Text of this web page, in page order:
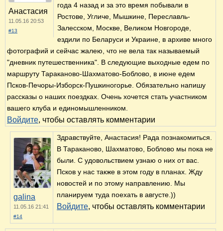
Анастасия
11.05.16 20:53
#13
года 4 назад и за это время побывали в
Ростове, Угличе, Мышкине, Переславль-
Залесском, Москве, Великом Новгороде,
ездили по Беларуси и Украине, в архиве много
фотографий и сейчас жалею, что не вела так называемый
"дневник путешественника". В следующие выходные едем по
маршруту Тараканово-Шахматово-Боблово, в июне едем
Псков-Печоры-Изборск-Пушкиногорье. Обязательно напишу
рассказы о наших поездках. Очень хочется стать участником
вашего клуба и единомышленником.
Войдите, чтобы оставлять комментарии
galina
11.05.16 21:41
#14
Здравствуйте, Анастасия! Рада познакомиться.
В Тараканово, Шахматово, Боблово мы пока не
были. С удовольствием узнаю о них от вас.
Псков у нас также в этом году в планах. Жду
новостей и по этому направлению. Мы
планируем туда поехать в августе.))
Войдите, чтобы оставлять комментарии